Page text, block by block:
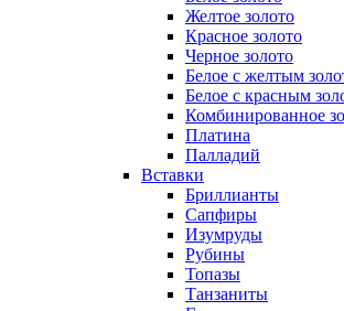
Желтое золото
Красное золото
Черное золото
Белое с желтым
Белое с красным
Комбинированное
Платина
Палладий
Вставки
Бриллианты
Сапфиры
Изумруды
Рубины
Топазы
Танзаниты